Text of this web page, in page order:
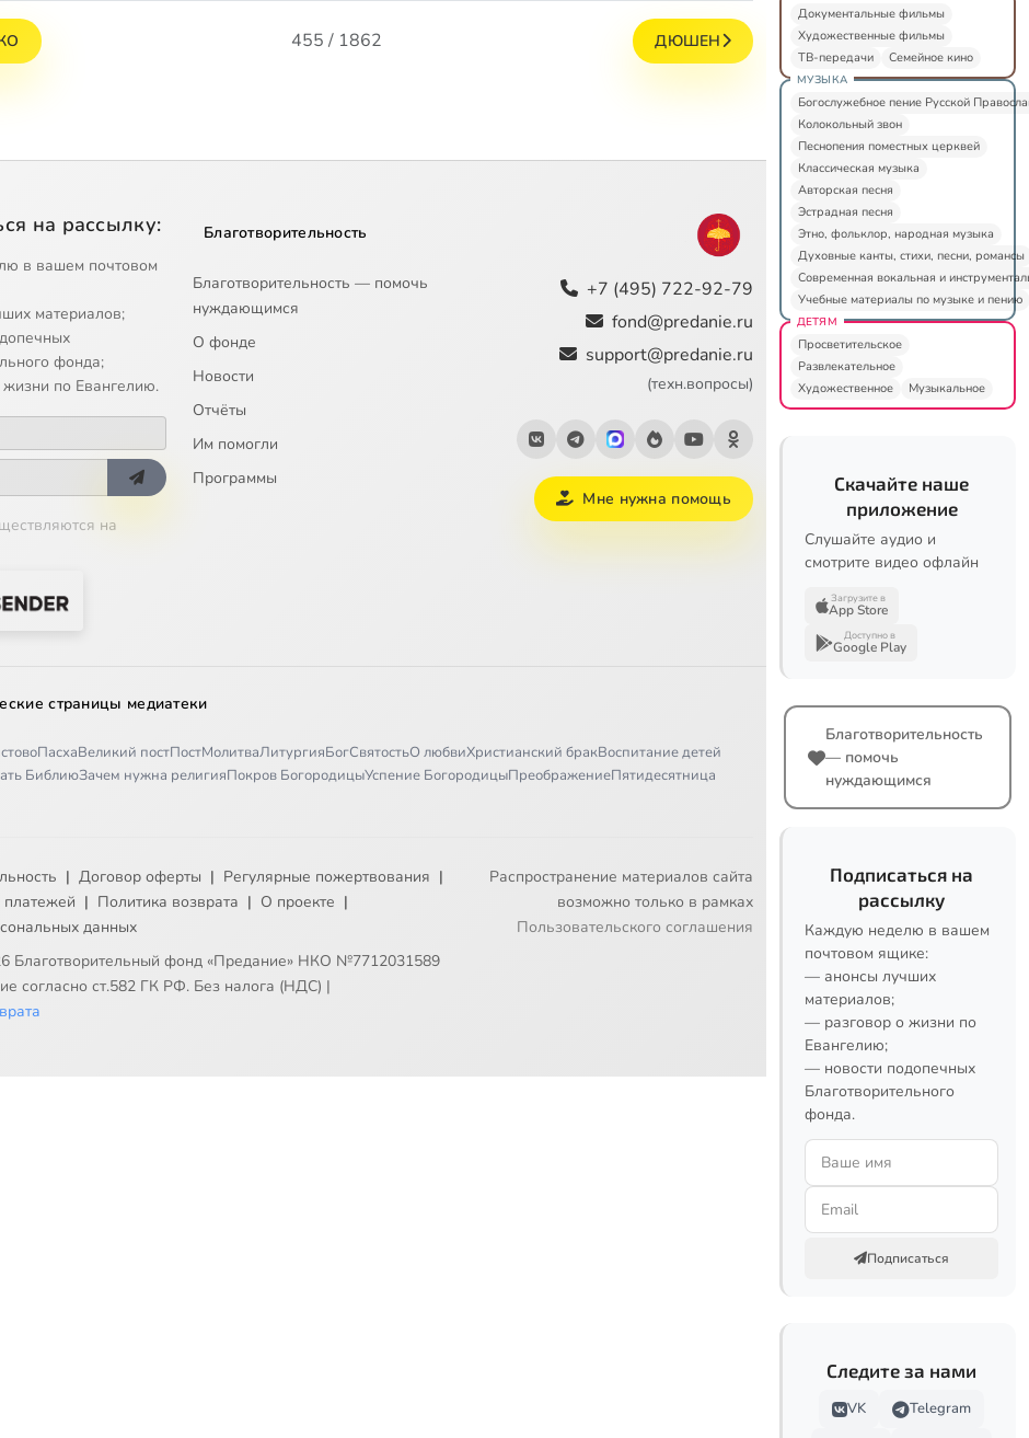
455 / 1862 ДЮШЕН
на рассылку:
в вашем почтовом
материалов;
фонда;
по Евангелию.
на
Благотворительность
Благотворительность — помочь
нуждающимся
О фонде
Новости
Отчёты
Им помогли
Программы
+7 (495) 722-92-79
fond@predanie.ru
support@predanie.ru
(техн.вопросы)
Мне нужна помощь
страницы медиатеки
ПасхаВеликий постПостМолитваЛитургияБогСвятостьО любвиХристианский бракВоспитание детей
БиблиюЗачем нужна религияПокров БогородицыУспение БогородицыПреображениеПятидесятница
| Договор оферты | Регулярные пожертвования |
платежей | Политика возврата | О проекте |
данных
Благотворительный фонд «Предание» НКО №7712031589
согласно ст.582 ГК РФ. Без налога (НДС) |
Распространение материалов сайта
возможно только в рамках
Пользовательского соглашения
Документальные фильмы
Художественные фильмы
ТВ-передачи
Семейное кино
МУЗЫКА
Богослужебное пение Русской
Колокольный звон
Песнопения поместных церквей
Классическая музыка
Авторская песня
Эстрадная песня
Этно, фольклор, народная музыка
Духовные канты, стихи, песни, романсы
Современная вокальная и
Учебные материалы по музыке и пению
ДЕТЯМ
Просветительское
Развлекательное
Художественное
Музыкальное
Скачайте наше
приложение
Слушайте аудио и
смотрите видео офлайн
Загрузите в
App Store
Доступно в
Google Play
Благотворительность
— помочь
нуждающимся
Подписаться на
рассылку
Каждую неделю в вашем
почтовом ящике:
— анонсы лучших
материалов;
— разговор о жизни по
Евангелию;
— новости подопечных
Благотворительного
фонда.
Подписаться
Следите за нами
VK
Telegram